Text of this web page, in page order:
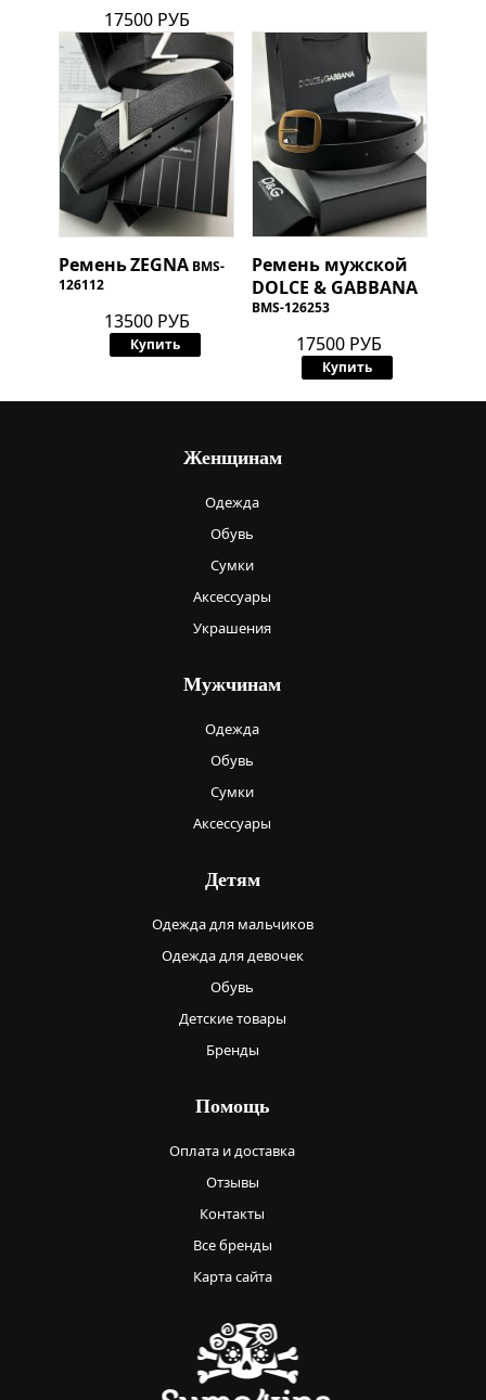
17500 РУБ
РеменьZEGNA BMS-
126112
13500 РУБ
Купить
Ремень мужской
DOLCE & GABBANA
BMS-126253
17500 РУБ
Купить
Женщинам
Одежда
Обувь
Сумки
Аксессуары
Украшения
Мужчинам
Одежда
Обувь
Сумки
Аксессуары
Детям
Одежда для мальчиков
Одежда для девочек
Обувь
Детские товары
Бренды
Помощь
Оплата и доставка
Отзывы
Контакты
Все бренды
Карта сайта